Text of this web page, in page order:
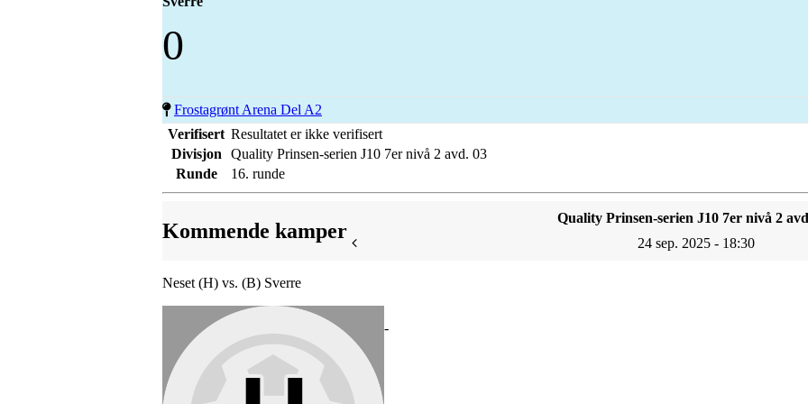
0
Frostagrønt Arena Del A2
Verifisert Resultatet er ikke verifisert
Divisjon
Quality Prinsen-serien J10 7er nivå 2 avd. 03
Runde
16. runde
Kommende kamper
Quality Prinsen-serien J10 7er nivå 2
24 sep. 2025 - 18:30
Neset (H) vs. (B) Sverre
-